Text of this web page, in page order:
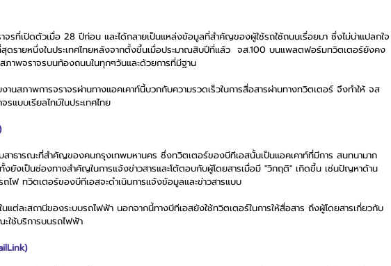
จรที่เปิดตัวเมื่อ 28 ปีก่อน และได้กลายเป็นแหล่งข้อมูลที่สำคัญของผู้ใช้รถใช้ถนนเรื่อยมา ซึ่งไม่น่าแปลกใจ
สุดรายหนึ่งในประเทศไทยหลังจากตั้งขึ้นเมื่อประมาณสิบปีที่แล้ว  จส.100 บนแพลตฟอร์มทวิตเตอร์ยังคง
ภาพจราจรบนท้องถนนในทุกๆวันและด้วยการที่มีฐาน
นสภาพการจราจรผ่านทางแอคเคาท์นี้บวกกับความรวดเร็วในการสื่อสารผ่านทางทวิตเตอร์ จึงทำให้ จส
รแบบเรียลไทม์ในประเทศไทย
สาธารณะที่สำคัญของคนกรุงเทพมหานคร ซึ่งทวิตเตอร์ของบีทีเอสนั้นเป็นแอคเคาท์ที่มีการ สนทนามาก
งเป็นช่องทางสำคัญในการแจ้งข่าวสารและโต้ตอบกับผู้โดยสารเมื่อมี "วิกฤติ" เกิดขี้น เช่นปัญหาด้าน
ถไฟ ทวิตเตอร์ของบีทีเอสจะดำเนินการแจ้งข้อมูลและข่าวสารแบบ
แต่ละสถานีของระบบรถไฟฟ้า นอกจากนี้ทางบีทีเอสยังใช้ทวิตเตอร์ในการให้สื่อสาร ถึงผู้โดยสารเกี่ยวกับ
ใช้บริการบนรถไฟฟ้า